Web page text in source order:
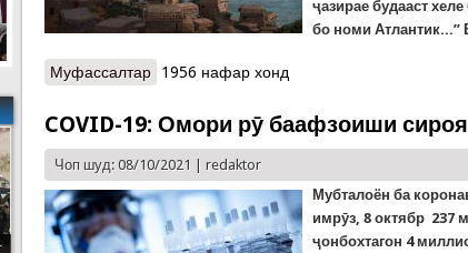
ҷазирае будааст
бо номи Атлантик...”
Муфассалтар о Ривоятҳо, афсонаҳо ва ҳақиқати
1956 нафар хонд
COVID-19: Омори рӯ баафзоиши
Чоп шуд: 08/10/2021 |redaktor
Мубталоён ба
имрӯз, 8 октябр 237
ҷонбохтагон 4